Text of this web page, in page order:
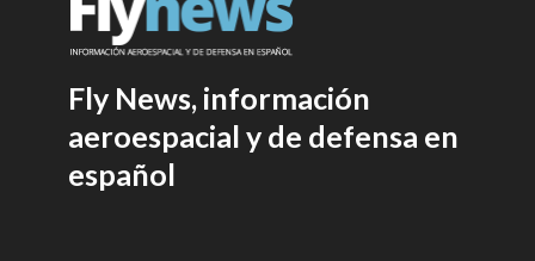
Fly News, información
aeroespacial y de defensa en
español